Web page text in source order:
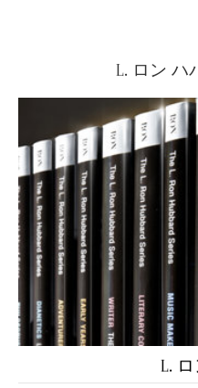
L. ロン ハ
L.